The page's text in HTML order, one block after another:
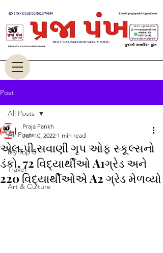
Post
All Posts
My Top 5
Travel
Art & Culture
All Posts
એલ.પી.સવાણી ગૃપ ઓફ સ્કૂલ્સનો
ડંકો, 72 વિદ્યાર્થીઓ A1ગ્રેડ અને
220 વિદ્યાર્થીઓએ A2 ગ્રેડ મેળવ્યો
Praja Pankh
Jun 10, 2022 1 min read